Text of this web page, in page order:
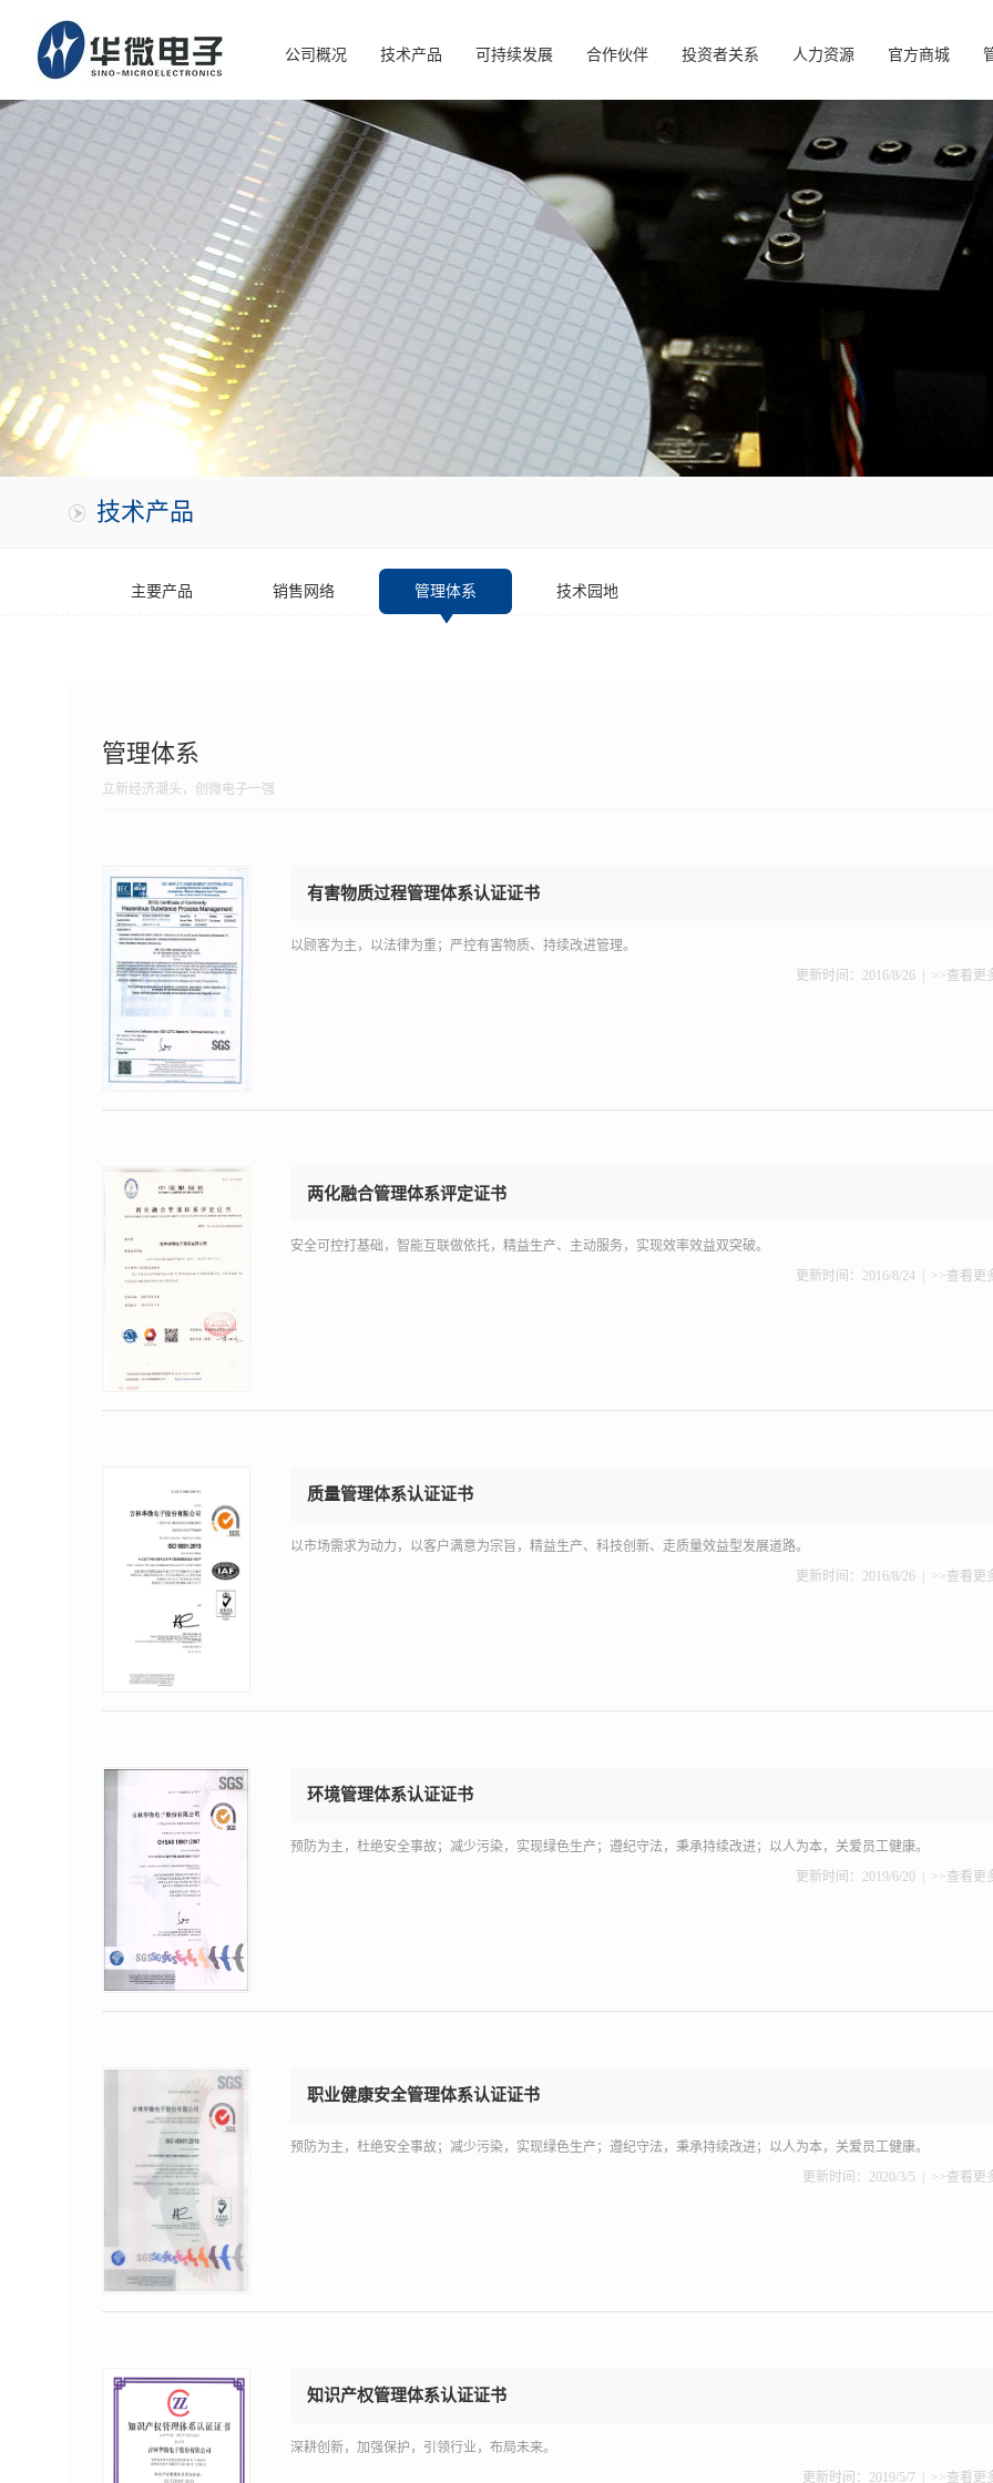
公司概况 技术产品 可持续发展 合作伙伴 投资者关系 人力资源 官方商城
技术产品
主要产品 销售网络 管理体系 技术园地
立新经济潮头，创微电子一强
管理体系
有害物质过程管理体系认证证书
以顾客为主，以法律为重；严控有害物质、持续改进管理。
更新时间：2016/8/26 | >>查看更
两化融合管理体系评定证书
安全可控打基础，智能互联做依托，精益生产、主动服务，实现效率效益双突破。
更新时间：2016/8/24 | >>查看更
质量管理体系认证证书
以市场需求为动力，以客户满意为宗旨，精益生产、科技创新、走质量效益型发展道路。
更新时间：2016/8/26 | >>查看更
环境管理体系认证证书
预防为主，杜绝安全事故；减少污染，实现绿色生产；遵纪守法，秉承持续改进；以人为本，关爱员工健康。
更新时间：2019/6/20 | >>查看更
职业健康安全管理体系认证证书
预防为主，杜绝安全事故；减少污染，实现绿色生产；遵纪守法，秉承持续改进；以人为本，关爱员工健康。
更新时间：2020/3/5 | >>查看更
知识产权管理体系认证证书
深耕创新，加强保护，引领行业，布局未来。
更新时间：2019/5/7 | >>查看更